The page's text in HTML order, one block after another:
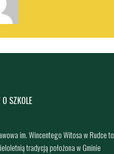
SZKOLE
im. Wincentego Witosa w Rudce to
tradycją położona w Gminie